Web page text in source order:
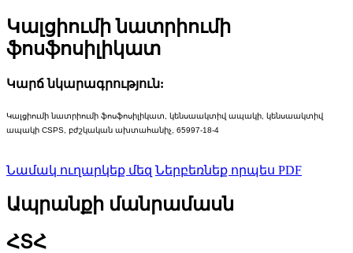
Կալցիումի նատրիումի
ֆոսֆոսիլիկատ
Կարճ նկարագրություն:
Կալցիումի նատրիումի ֆոսֆոսիլիկատ, կենսաակտիվ ապակի, կենսաակտիվ
ապակի CSPS, բժշկական ախտահանիչ, 65997-18-4
Նամակ ուղարկեք մեզ Ներբեռնեք որպես PDF
Ապրանքի մանրամասն
ՀՏՀ